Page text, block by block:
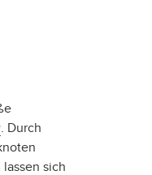
. Durch
sich